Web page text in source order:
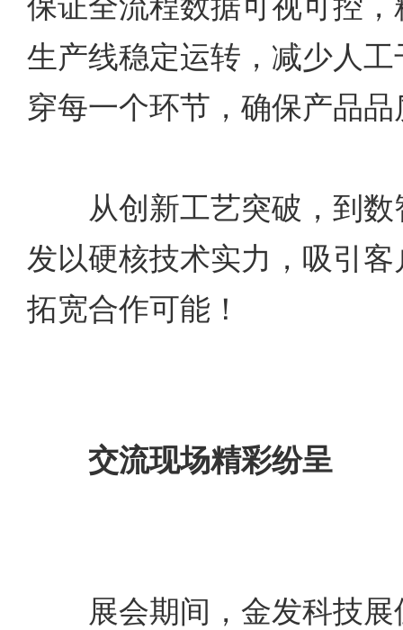
生产线稳定运转，减少人
穿每一个环节，确保产品
从创新工艺突破，到数
发以硬核技术实力，吸引
拓宽合作可能！
交流现场精彩纷呈
展会期间，金发科技展